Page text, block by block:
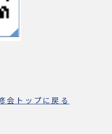
会トップに戻る